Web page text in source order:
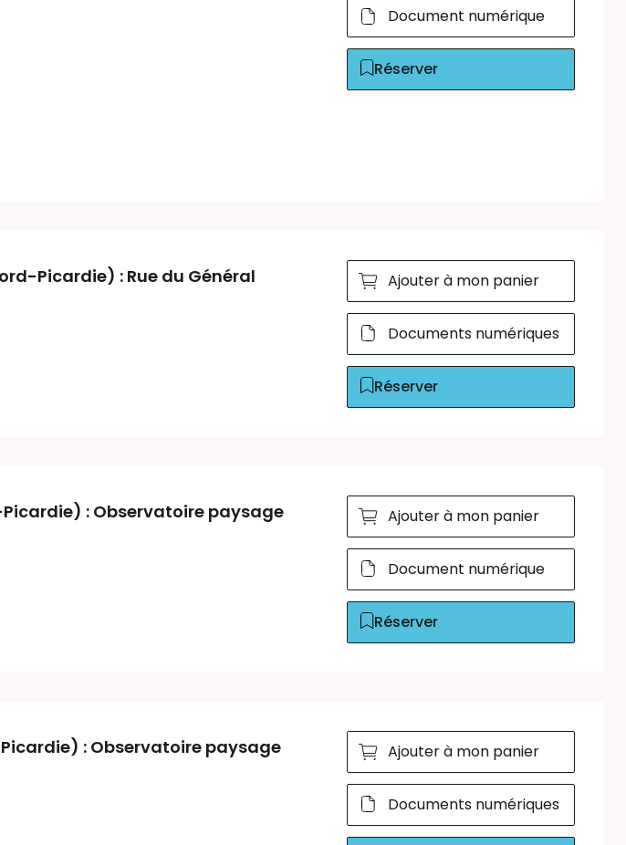
Document numérique
Réserver
Picardie) : Rue du Général
Ajouter à mon panier
Documents numériques
Réserver
: Observatoire paysage Ajouter à mon panier
Document numérique
Réserver
: Observatoire paysage Ajouter à mon panier
Documents numériques